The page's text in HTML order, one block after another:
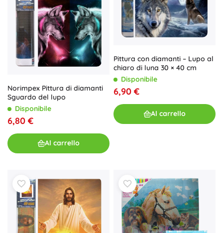
Norimpex Pittura di diamanti
Sguardo del lupo
Disponibile
6,80 €
Al carrello
Pittura con diamanti – Lupo al
chiaro di luna 30 × 40 cm
Disponibile
6,90 €
Al carrello